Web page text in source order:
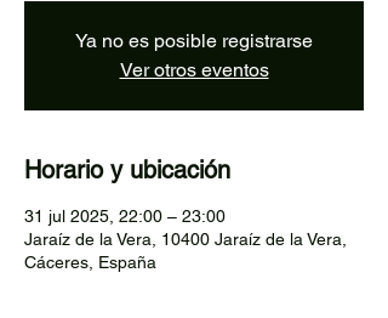
Ya no es posible registrarse
Ver otros eventos
Horario y ubicación
31 jul 2025, 22:00 – 23:00
Jaraíz de la Vera, 10400 Jaraíz de la Vera,
Cáceres, España